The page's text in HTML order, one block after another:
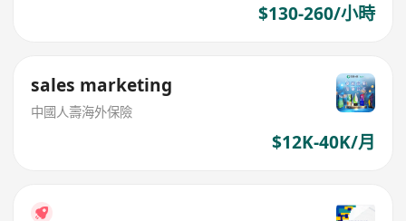
$130-260/小時
sales marketing
中國人壽海外保險
$12K-40K/月